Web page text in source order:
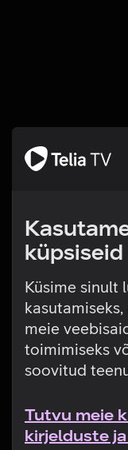
küpsiseid
Küsime sinult
meie
toimimiseks
soovitud
Tutvu meie
kirjelduste